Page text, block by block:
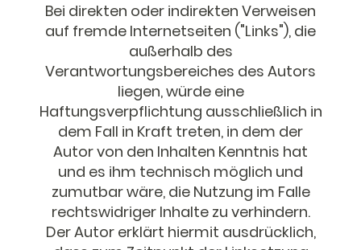
Bei direkten oder indirekten Verweisen
auf fremde Internetseiten ("Links"), die
außerhalb des
Verantwortungsbereiches des Autors
liegen, würde eine
Haftungsverpflichtung ausschließlich in
dem Fall in Kraft treten, in dem der
Autor von den Inhalten Kenntnis hat
und es ihm technisch möglich und
zumutbar wäre, die Nutzung im Falle
rechtswidriger Inhalte zu verhindern.
Der Autor erklärt hiermit ausdrücklich,